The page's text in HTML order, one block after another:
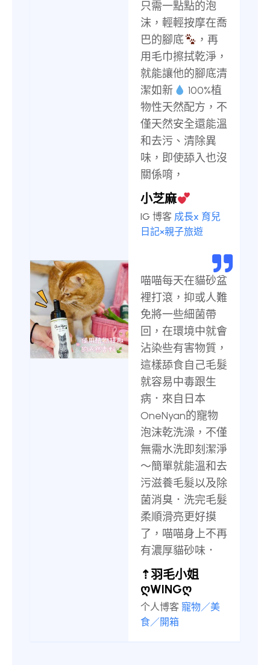
只需一點點的泡
沫，輕輕按摩在喬
巴的腳底
，再
用毛巾擦拭乾淨，
就能讓他的腳底清
潔如新
100%植
物性天然配方，不
僅天然安全還能溫
和去污、清除異
味，即使舔入也沒
關係唷，
小芝麻
IG 博客 成長x 育兒
日記×親子旅遊
喵喵每天在貓砂盆
裡打滾，抑或人難
免將一些細菌帶
回，在環境中就會
沾染些有害物質，
這樣舔食自己毛髮
就容易中毒跟生
病．來自日本
OneNyan的寵物
泡沫乾洗澡，不僅
無需水洗即刻潔淨
～簡單就能溫和去
污滋養毛髮以及除
菌消臭．洗完毛髮
柔順滑亮更好摸
了，喵喵身上不再
有濃厚貓砂味．
⇡羽毛小姐
ღWINGღ
个人博客寵物／美
食／開箱